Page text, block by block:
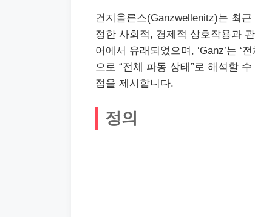
건지울른스(Ganzwellenitz)는 최
정한 사회적, 경제적 상호작용과
어에서 유래되었으며, ‘Ganz’는 ‘전
으로 “전체 파동 상태”로 해석할
점을 제시합니다.
정의